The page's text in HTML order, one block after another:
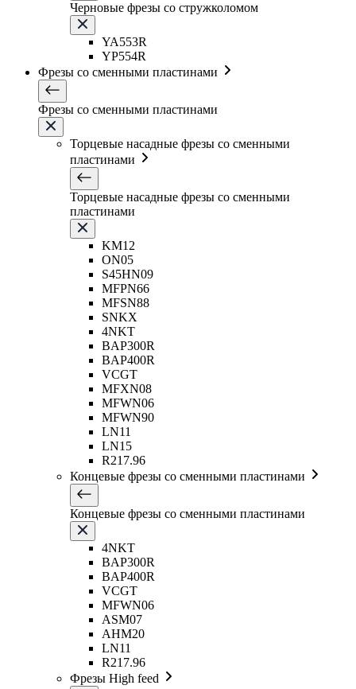
Черновые фрезы со стружколомом
YA553R
YP554R
Фрезы со сменными пластинами
Фрезы со сменными пластинами
Торцевые насадные фрезы со сменными
пластинами
Торцевые насадные фрезы со сменными
пластинами
KM12
ON05
S45HN09
MFPN66
MFSN88
SNKX
4NKT
BAP300R
BAP400R
VCGT
MFXN08
MFWN06
MFWN90
LN11
LN15
R217.96
Концевые фрезы со сменными пластинами
Концевые фрезы со сменными пластинами
4NKT
BAP300R
BAP400R
VCGT
MFWN06
ASM07
AHM20
LN11
R217.96
Фрезы High feed